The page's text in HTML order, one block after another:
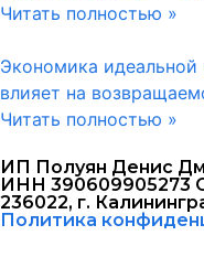
Читать полностью »
Экономика
влияет на
Читать полностью »
ИП Полуян Денис
ИНН 390609905273
236022, г.
Политика